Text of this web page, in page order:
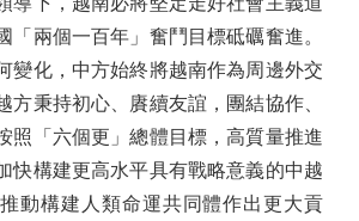
「兩個一百年」奮鬥目標砥礪奮進。
變化，中方始終將越南作為周邊外交
方秉持初心、賡續友誼，團結協作、
照「六個更」總體目標，高質量推進
快構建更高水平具有戰略意義的中越
動構建人類命運共同體作出更大貢